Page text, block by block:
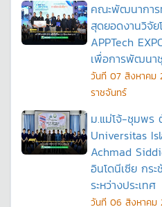
คณะพัฒนาการ
สุดยอดงานวิจัย
APPTech
เพื่อการพัฒนา
วันที 07 สิงหาคม
ราชจันทร์
ม.แม่โจ้-ชุมพร
Universitas
Achmad
อินโดนีเซีย กร
ระหว่างประเทศ
วันที 06 สิงหาคม